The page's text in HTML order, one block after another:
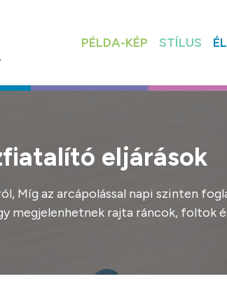
PÉLDA-KÉP STÍLUS
eljárások
Míg az arcápolással napi szinten
megjelenhetnek rajta ráncok, foltok